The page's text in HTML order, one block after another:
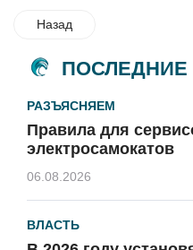
Назад
ПОСЛЕДНИЕ
РАЗЪЯСНЯЕМ
Правила для
электросамокатов
06.08.2026
ВЛАСТЬ